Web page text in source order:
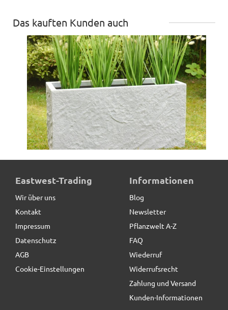
Das kauften Kunden auch
Pflanztrog ROCKS wie Naturstein, Fiberglas grau
219,00 € *
Eastwest-Trading
Wir über uns
Kontakt
Impressum
Datenschutz
AGB
Cookie-Einstellungen
Informationen
Blog
Newsletter
Pflanzwelt A-Z
FAQ
Wiederruf
Widerrufsrecht
Zahlung und Versand
Kunden-Informationen